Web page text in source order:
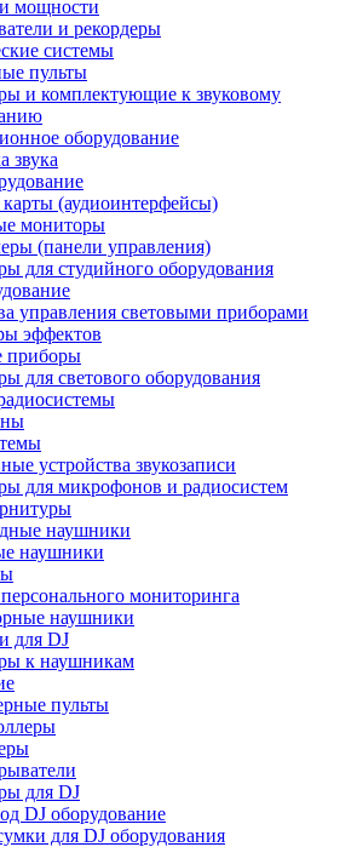
мощности
и рекордеры
системы
пульты
и комплектующие к звуковому
оборудование
звука
(аудиоинтерфейсы)
мониторы
(панели управления)
для студийного оборудования
управления световыми приборами
эффектов
приборы
для светового оборудования
устройства звукозаписи
для микрофонов и радиосистем
наушники
наушники
мониторинга
наушники
для DJ
к наушникам
пульты
для DJ
DJ оборудование
для DJ оборудования